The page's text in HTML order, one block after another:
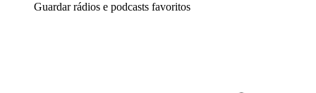
Guardar rádios e podcasts favoritos